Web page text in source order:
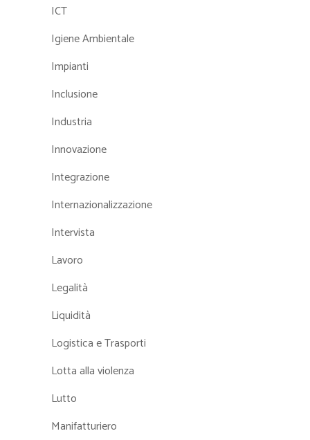
ICT
Igiene Ambientale
Impianti
Inclusione
Industria
Innovazione
Integrazione
Internazionalizzazione
Intervista
Lavoro
Legalità
Liquidità
Logistica e Trasporti
Lotta alla violenza
Lutto
Manifatturiero